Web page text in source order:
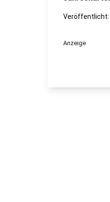
Veröffentlicht:
Anzeige